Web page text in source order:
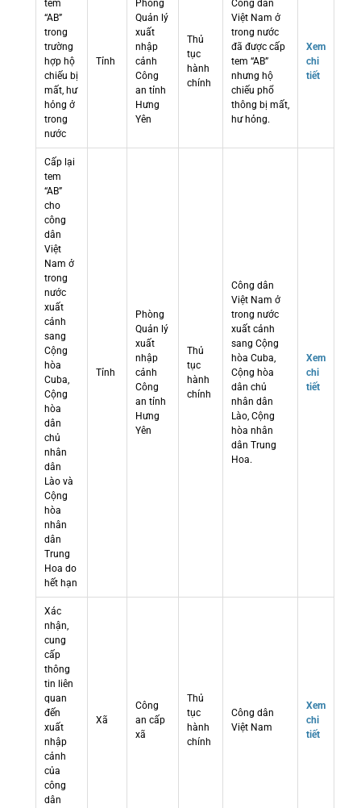
tem
“AB”
trong
trường
hợp hộ
chiếu bị
mất, hư
hỏng ở
trong
nước
Tỉnh
Phòng
Quản lý
xuất
nhập
cảnh
Công
an tỉnh
Hưng
Yên
Thủ
tục
hành
chính
Công dân
Việt Nam ở
trong nước
đã được cấp
tem “AB”
nhưng hộ
chiếu phổ
thông bị mất,
hư hỏng.
Xem
chi
tiết
Cấp lại
tem
“AB”
cho
công
dân
Việt
Nam ở
trong
nước
xuất
cảnh
sang
Cộng
hòa
Cuba,
Cộng
hòa
dân
chủ
nhân
dân
Lào và
Cộng
hòa
nhân
dân
Trung
Hoa do
hết hạn
Tỉnh
Phòng
Quản lý
xuất
nhập
cảnh
Công
an tỉnh
Hưng
Yên
Thủ
tục
hành
chính
Công dân
Việt Nam ở
trong nước
xuất cảnh
sang Cộng
hòa Cuba,
Cộng hòa
dân chủ
nhân dân
Lào, Cộng
hòa nhân
dân Trung
Hoa.
Xem
chi
tiết
Xác
nhận,
cung
cấp
thông
tin liên
quan
đến
xuất
nhập
cảnh
của
công
dân
Xã
Công
an cấp
xã
Thủ
tục
hành
chính
Công dân
Việt Nam
Xem
chi
tiết